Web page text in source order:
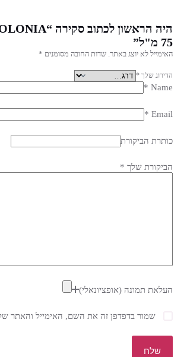
75 מ"ל”
האימייל לא יוצג באתר. שדות החובה מסומנים *
הדירוג שלך *
Name
*
Email
*
כותרת הביקורת
הביקורת שלך *
העלאת תמונה (אופציונאלי)
שמור בדפדפן זה את השם, האימייל והאתר
שלח